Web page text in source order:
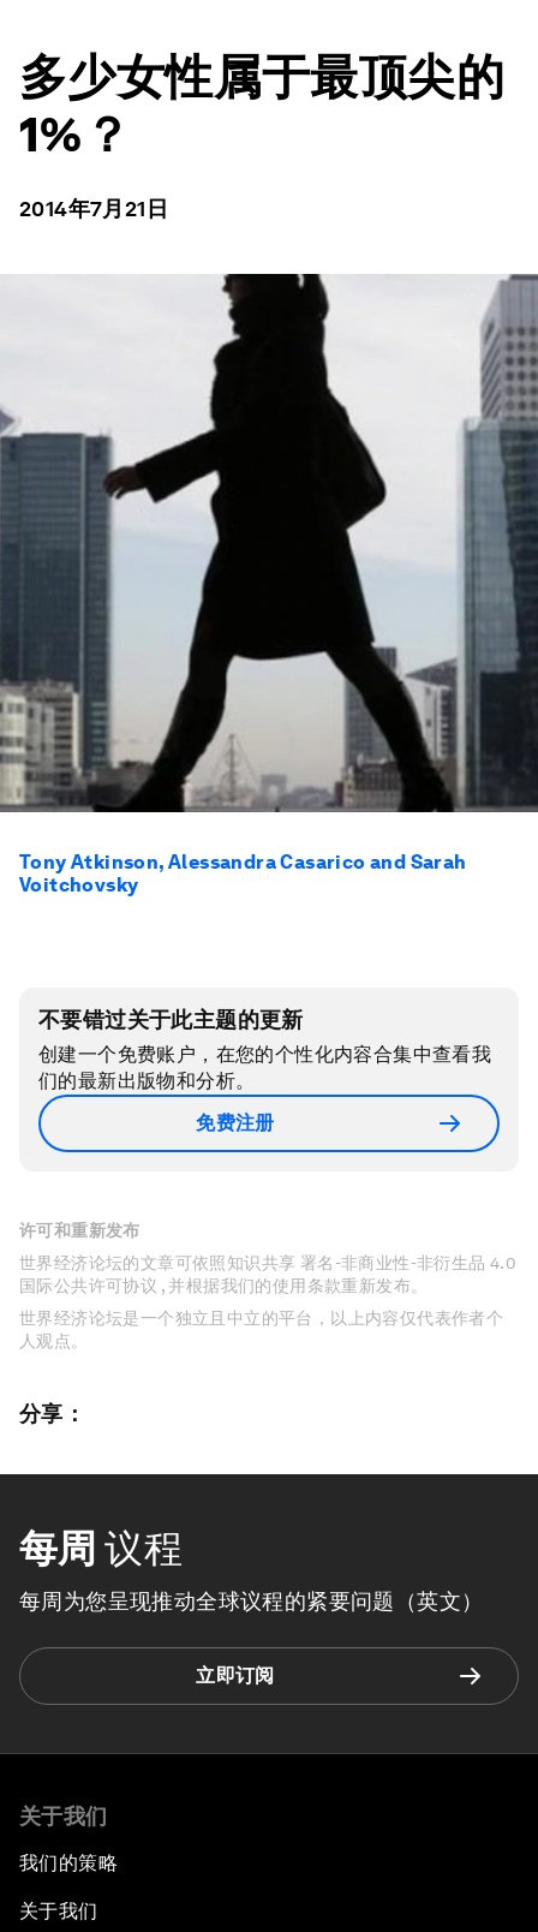
多少女性属于最顶尖的
1%？
2014年7月21日
Tony Atkinson, Alessandra Casarico and Sarah
Voitchovsky
不要错过关于此主题的更新
创建一个免费账户，在您的个性化内容合集中查看我
们的最新出版物和分析。
免费注册
许可和重新发布
世界经济论坛的文章可依照知识共享 署名-非商业性-非衍生品 4.0
国际公共许可协议 , 并根据我们的使用条款重新发布。
世界经济论坛是一个独立且中立的平台，以上内容仅代表作者个
人观点。
分享：
每周 议程
每周为您呈现推动全球议程的紧要问题（英文）
立即订阅
关于我们
我们的策略
关于我们